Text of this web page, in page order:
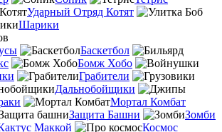
Ударный Отряд Котят
Шарики
Баскетбол
Бомж Хобо
Грабители
Дальнобойщики
Мортал Комбат
Защита Башни
Зомби
Маккой
Космос